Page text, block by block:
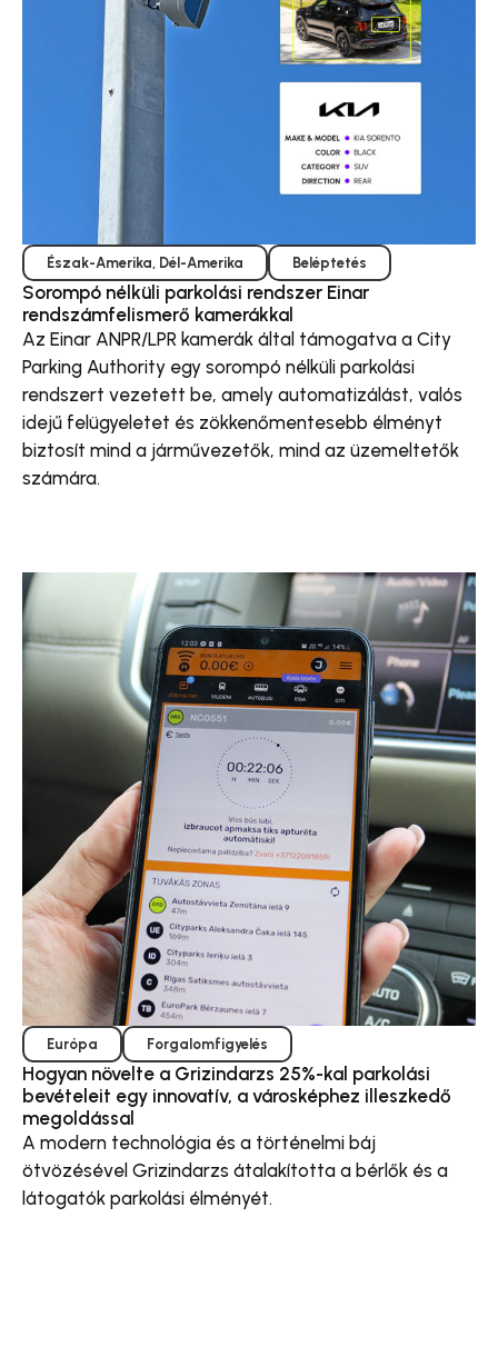
Észak-Amerika, Dél-Amerika Beléptetés
Sorompó nélküli parkolási rendszer Einar
rendszámfelismerő kamerákkal
Az Einar ANPR/LPR kamerák által támogatva a City
Parking Authority egy sorompó nélküli parkolási
rendszert vezetett be, amely automatizálást, valós
idejű felügyeletet és zökkenőmentesebb élményt
biztosít mind a járművezetők, mind az üzemeltetők
számára.
Európa Forgalomfigyelés
Hogyan növelte a Grizindarzs 25%-kal parkolási
bevételeit egy innovatív, a városképhez illeszkedő
megoldással
A modern technológia és a történelmi báj
ötvözésével Grizindarzs átalakította a bérlők és a
látogatók parkolási élményét.